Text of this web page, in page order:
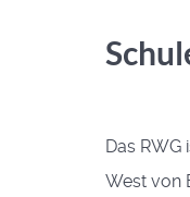
Das
West von